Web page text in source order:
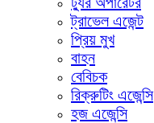
ট্রাভেল এজেন্ট
প্রিয় মুখ
বাহন
বেবিচক
রিক্রুটিং এজেন্সি
হজ এজেন্সি